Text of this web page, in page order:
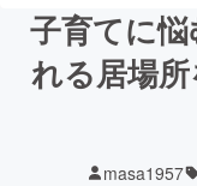
子育てに
れる居場
masa1957